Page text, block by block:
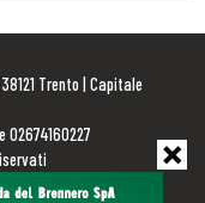
Trento | Capitale
02674160227